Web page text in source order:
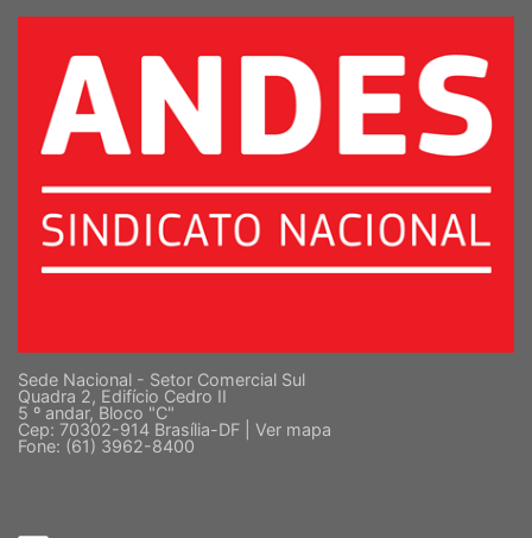
Sede Nacional - Setor Comercial Sul
Quadra 2, Edifício Cedro II
5 º andar, Bloco "C"
Cep: 70302-914 Brasília-DF | Ver mapa
Fone: (61) 3962-8400